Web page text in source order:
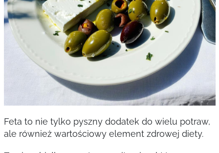
Feta to nie tylko pyszny dodatek do wielu potraw,
ale również wartościowy element zdrowej diety.